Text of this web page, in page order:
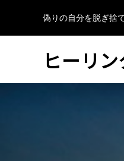
偽りの自分を脱ぎ捨
ヒーリ